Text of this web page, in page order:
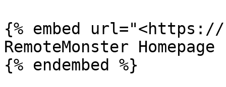
{% embed url="<https://
RemoteMonster Homepage
{% endembed %}